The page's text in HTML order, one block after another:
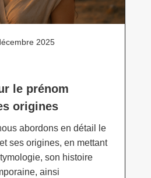
2025
le prénom
origines
abordons en détail le
ses origines, en mettant
son histoire
ainsi